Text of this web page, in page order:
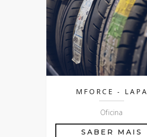
MFORCE - LAPA
Oficina
SABER MAIS